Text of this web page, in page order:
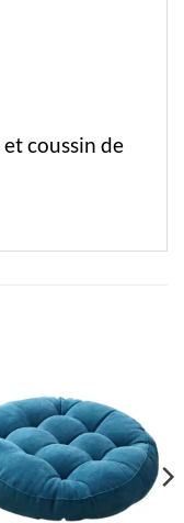
etcoussin de